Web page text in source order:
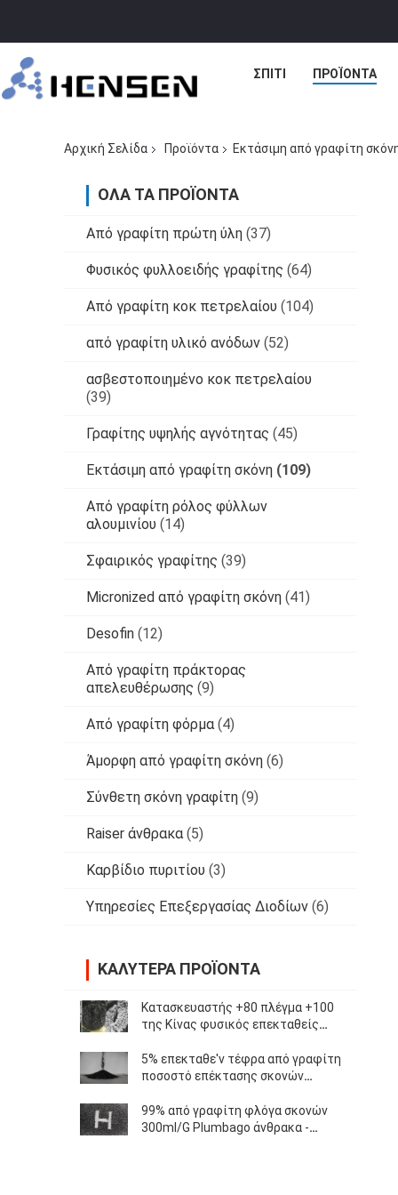
ΣΠΊΤΙ ΠΡΟΪΌΝΤΑ
Αρχική Σελίδα Προϊόντα Εκτάσιμη από γραφίτη
ΌΛΑ ΤΑ ΠΡΟΪΌΝΤΑ
Από γραφίτη πρώτη ύλη (37)
Φυσικός φυλλοειδής γραφίτης (64)
Από γραφίτη κοκ πετρελαίου (104)
από γραφίτη υλικό ανόδων (52)
ασβεστοποιημένο κοκ πετρελαίου
(39)
Γραφίτης υψηλής αγνότητας (45)
Εκτάσιμη από γραφίτη σκόνη (109)
Από γραφίτη ρόλος φύλλων
αλουμινίου (14)
Σφαιρικός γραφίτης (39)
Micronized από γραφίτη σκόνη (41)
Desofin (12)
Από γραφίτη πράκτορας
απελευθέρωσης (9)
Από γραφίτη φόρμα (4)
Άμορφη από γραφίτη σκόνη (6)
Σύνθετη σκόνη γραφίτη (9)
Raiser άνθρακα (5)
Καρβίδιο πυριτίου (3)
Υπηρεσίες Επεξεργασίας Διοδίων (6)
ΚΑΛΎΤΕΡΑ ΠΡΟΪΌΝΤΑ
Κατασκευαστής +80 πλέγμα +100
της Κίνας φυσικός επεκταθείς
υψηλός που χρησιμοποιείται στα
μηχανήματα
5% επεκταθε'ν τέφρα από γραφίτη
ποσοστό επέκτασης σκονών
μεταλλουργική βιομηχανία
99% από γραφίτη φλόγα σκονών
300ml/G Plumbago άνθρακα -